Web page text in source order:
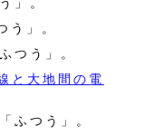
う」。
つう」。
と大地間の電
ふつう」。